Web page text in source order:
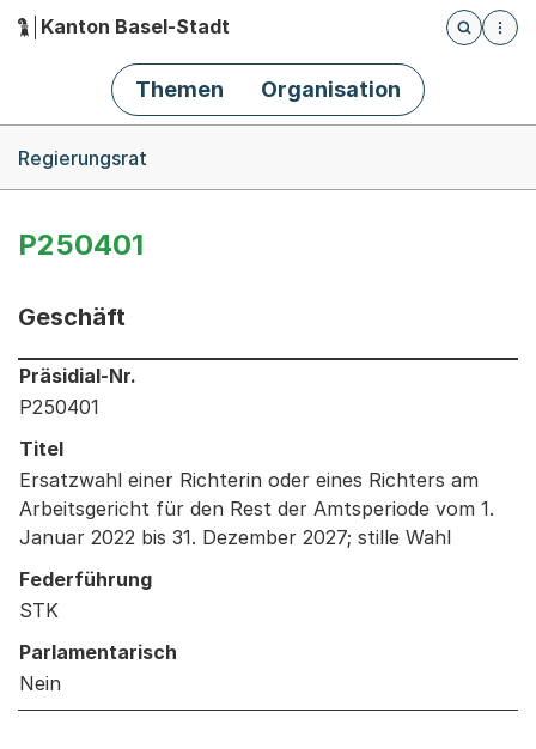
Hauptnavigation
Kanton Basel-Stadt
Öffnet
Themen Organisation
Regierungsrat
P250401
Geschäft
Informationen zum Ausgewählten Geschäft
Präsidial-Nr.
P250401
Titel
Ersatzwahl einer Richterin oder eines Richters am
Arbeitsgericht für den Rest der Amtsperiode vom 1.
Januar 2022 bis 31. Dezember 2027; stille Wahl
Federführung
STK
Parlamentarisch
Nein